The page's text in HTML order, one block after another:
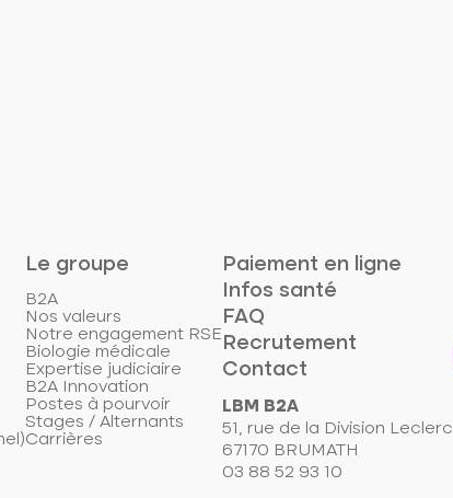
Le groupe
B2A
Nos valeurs
Notre engagement RSE
Biologie médicale
Expertise judiciaire
B2A Innovation
Postes à pourvoir
Stages / Alternants
Carrières
Paiement en ligne
Infos santé
FAQ
Recrutement
Contact
LBM B2A
51, rue de la Division Leclerc
67170 BRUMATH
03 88 52 93 10